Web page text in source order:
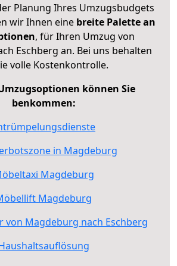
Planung Ihres Umzugsbudgets
wir Ihnen eine breite Palette an
, für Ihren Umzug von
Eschberg an. Bei uns behalten
volle Kostenkontrolle.
können Sie
benkommen:
in Magdeburg
Magdeburg
Magdeburg
von Magdeburg nach Eschberg